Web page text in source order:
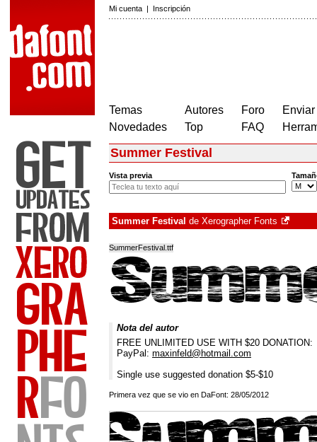
Mi cuenta | Inscripción
Temas
Novedades
Autores
Top
Foro
FAQ
Summer Festival
Vista previa
Summer Festival de Xerographer Fonts
SummerFestival.ttf
Nota del autor
FREE UNLIMITED USE WITH $20 DONATION:
PayPal: maxinfeld@hotmail.com
Single use suggested donation $5-$10
Primera vez que se vio en DaFont: 28/05/2012